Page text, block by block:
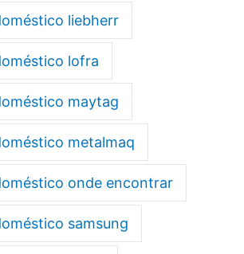
liebherr
lofra
maytag
metalmaq
onde encontrar
samsung